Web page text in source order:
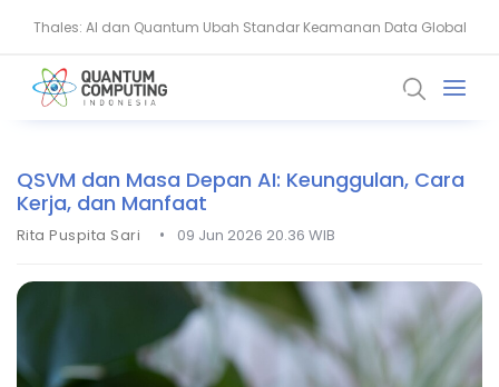
Thales: AI dan Quantum Ubah Standar Keamanan Data Global
BSSN Dorong Industri Siber Nasional Hadapi Ancaman AI dan
QSVM dan Masa Depan AI: Keunggulan, Cara
Kerja, dan Manfaat
Rita Puspita Sari • 09 Jun 2026 20.36 WIB